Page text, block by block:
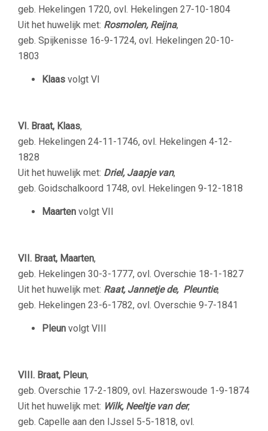
geb. Hekelingen 1720, ovl. Hekelingen 27-10-1804
Uit het huwelijk met: Rosmolen, Reijna,
geb. Spijkenisse 16-9-1724, ovl. Hekelingen 20-10-
1803
Klaas volgt VI
VI. Braat, Klaas,
geb. Hekelingen 24-11-1746, ovl. Hekelingen 4-12-
1828
Uit het huwelijk met: Driel, Jaapje van,
geb. Goidschalkoord 1748, ovl. Hekelingen 9-12-1818
Maarten volgt VII
VII. Braat, Maarten,
geb. Hekelingen 30-3-1777, ovl. Overschie 18-1-1827
Uit het huwelijk met: Raat, Jannetje de, Pleuntie,
geb. Hekelingen 23-6-1782, ovl. Overschie 9-7-1841
Pleun volgt VIII
VIII. Braat, Pleun,
geb. Overschie 17-2-1809, ovl. Hazerswoude 1-9-1874
Uit het huwelijk met: Wilk, Neeltje van der,
geb. Capelle aan den IJssel 5-5-1818, ovl.